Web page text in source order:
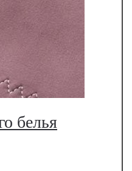
белья